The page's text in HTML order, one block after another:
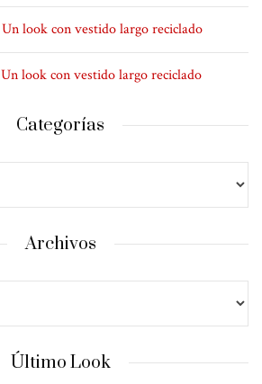
Un look con vestido largo reciclado
Un look con vestido largo reciclado
Categorías
Archivos
Último Look